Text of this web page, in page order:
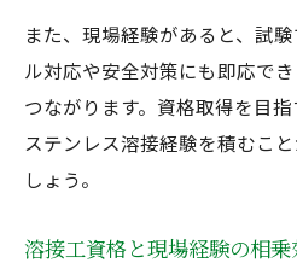
また、現場経験があると、試
ル対応や安全対策にも即応で
つながります。資格取得を目
ステンレス溶接経験を積むこ
しょう。
溶接工資格と現場経験の相